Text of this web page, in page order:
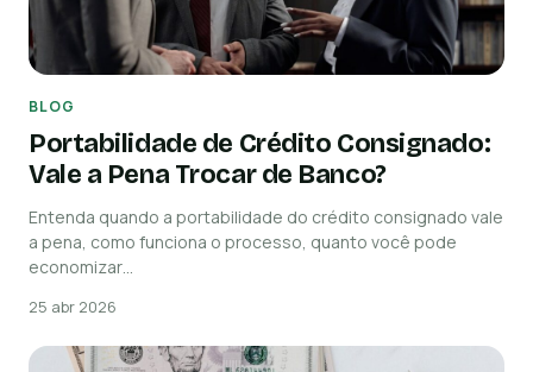
BLOG
Portabilidade de Crédito Consignado:
Vale a Pena Trocar de Banco?
Entenda quando a portabilidade do crédito consignado vale
a pena, como funciona o processo, quanto você pode
economizar…
25 abr 2026